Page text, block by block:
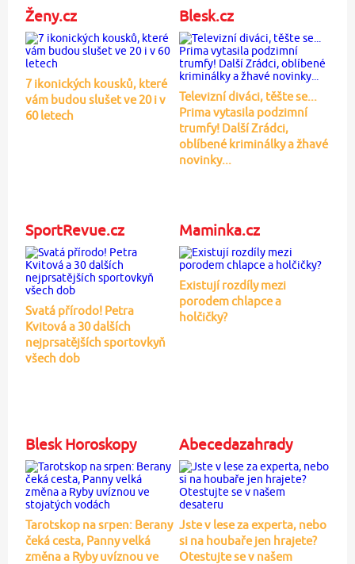
Ženy.cz
7 ikonických kousků, které
vám budou slušet ve 20 i v
60 letech
Blesk.cz
Televizní diváci, těšte se...
Prima vytasila podzimní
trumfy! Další Zrádci,
oblíbené kriminálky a žhavé
novinky...
SportRevue.cz
Svatá přírodo! Petra
Kvitová a 30 dalších
nejprsatějších sportovkyň
všech dob
Maminka.cz
Existují rozdíly mezi
porodem chlapce a
holčičky?
Blesk Horoskopy
Tarotskop na srpen: Berany
čeká cesta, Panny velká
změna a Ryby uvíznou ve
Abecedazahrady
Jste v lese za experta, nebo
si na houbaře jen hrajete?
Otestujte se v našem